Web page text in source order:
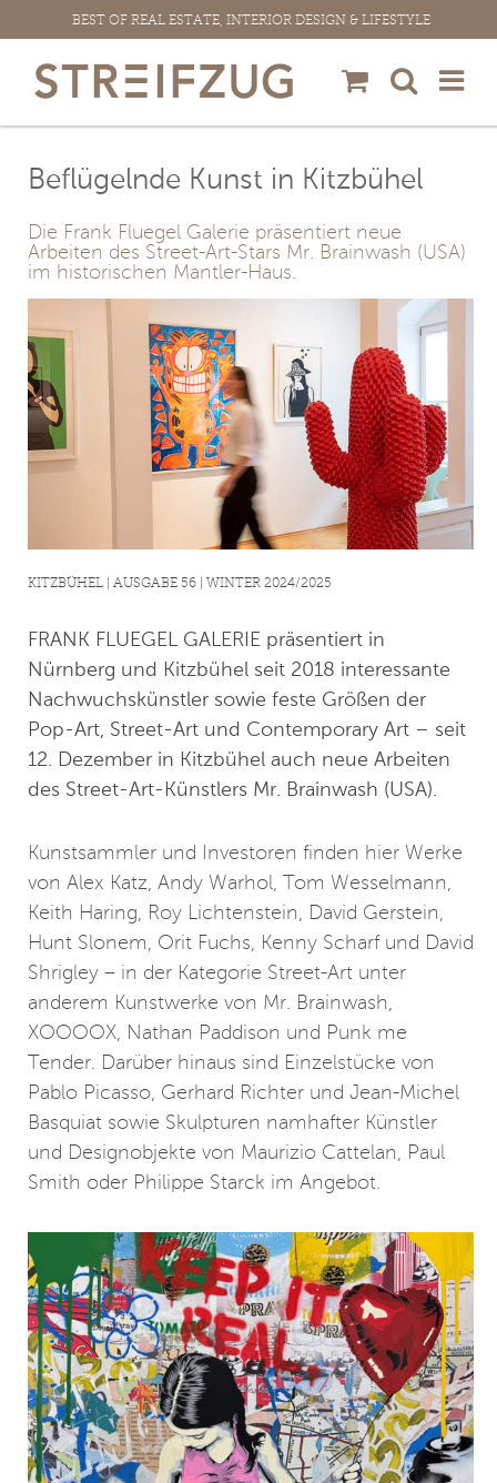
Inhalt
springen
BEST OF REAL ESTATE, INTERIOR DESIGN & LIFESTYLE
Beflügelnde Kunst in Kitzbühel
Die Frank Fluegel Galerie präsentiert neue
Arbeiten des Street-Art-Stars Mr. Brainwash (USA)
im historischen Mantler-Haus.
Larger
Image
KITZBÜHEL | AUSGABE 56 | WINTER 2024/2025
FRANK FLUEGEL GALERIE präsentiert in
Nürnberg und Kitzbühel seit 2018 interessante
Nachwuchskünstler sowie feste Größen der
Pop-Art, Street-Art und Contemporary Art – seit
12. Dezember in Kitzbühel auch neue Arbeiten
des Street-Art-Künstlers Mr. Brainwash (USA).
Kunstsammler und Investoren finden hier Werke
von Alex Katz, Andy Warhol, Tom Wesselmann,
Keith Haring, Roy Lichtenstein, David Gerstein,
Hunt Slonem, Orit Fuchs, Kenny Scharf und David
Shrigley – in der Kategorie Street-Art unter
anderem Kunstwerke von Mr. Brainwash,
XOOOOX, Nathan Paddison und Punk me
Tender. Darüber hinaus sind Einzelstücke von
Pablo Picasso, Gerhard Richter und Jean-Michel
Basquiat sowie Skulpturen namhafter Künstler
und Designobjekte von Maurizio Cattelan, Paul
Smith oder Philippe Starck im Angebot.